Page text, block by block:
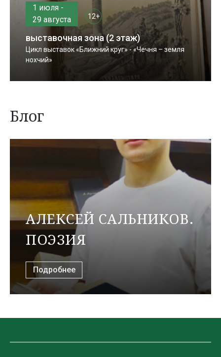
1 июля -
29 августа
12+
выставочная зона (2 этаж)
Цикл выставок «Ближний круг» - «Чечня – земля
нохчий»
Блог
АЛЕКСЕЙ САЛЬНИКОВ.
ПОЭЗИЯ
Подробнее